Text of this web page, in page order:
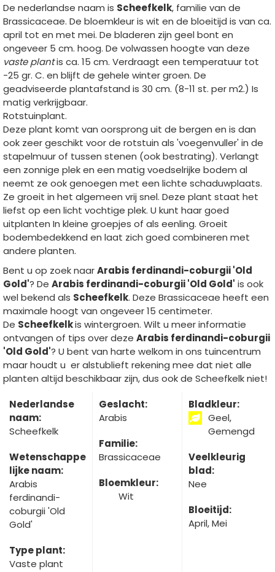
De nederlandse naam is Scheefkelk, familie van de
Brassicaceae. De bloemkleur is wit en de bloeitijd is van ca.
april tot en met mei. De bladeren zijn geel bont en
ongeveer 5 cm. hoog. De volwassen hoogte van deze
vaste plantis ca. 15 cm. Verdraagt een temperatuur tot
-25 gr. C. en blijft de gehele winter groen. De
geadviseerde plantafstand is 30 cm. (8-11 st. per m2.) Is
matig verkrijgbaar.
Rotstuinplant.
Deze plant komt van oorsprong uit de bergen en is dan
ook zeer geschikt voor de rotstuin als 'voegenvuller' in de
stapelmuur of tussen stenen (ook bestrating). Verlangt
een zonnige plek en een matig voedselrijke bodem al
neemt ze ook genoegen met een lichte schaduwplaats.
Ze groeit in het algemeen vrij snel. Deze plant staat het
liefst op een licht vochtige plek. U kunt haar goed
uitplanten In kleine groepjes of als eenling. Groeit
bodembedekkend en laat zich goed combineren met
andere planten.
Bent u op zoek naarArabis ferdinandi-coburgii 'Old
Gold'? De Arabis ferdinandi-coburgii 'Old Gold' is ook
wel bekend als Scheefkelk. Deze Brassicaceae heeft een
maximale hoogt van ongeveer 15 centimeter.
De Scheefkelkis wintergroen. Wilt u meer informatie
ontvangen of tips over deze Arabis ferdinandi-coburgii
'Old Gold'? U bent van harte welkom in ons tuincentrum
maar houdt u er alstublieft rekening mee dat niet alle
planten altijd beschikbaar zijn, dus ook de Scheefkelk niet!
Nederlandse
naam:
Scheefkelk
Wetenschappe
lijke naam:
Arabis
ferdinandi-
coburgii 'Old
Gold'
Type plant:
Vaste plant
Geslacht:
Arabis
Familie:
Brassicaceae
Bloemkleur:
Wit
Bladkleur:
Geel,
Gemengd
Veelkleurig
blad:
Nee
Bloeitijd:
April, Mei